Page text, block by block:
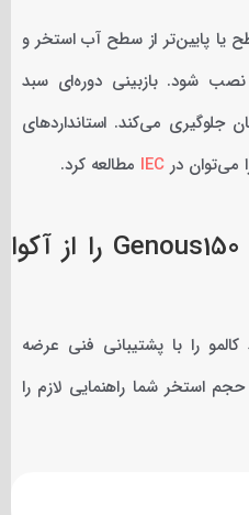
پایین‌تر از سطح آب استخر و
شود. بازبینی دوره‌ای سبد
جلوگیری می‌کند. استانداردهای
می‌توان در IEC مطالعه کرد.
چرا پمپ استخر کالمو Genous150 را از آکوا
را با پشتیبانی فنی عرضه
استخر شما راهنمایی لازم را